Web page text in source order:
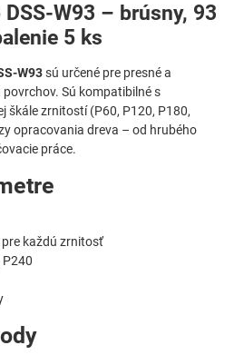
W93 – brúsny, 93
5 ks
W93sú určené pre presné a
Sú kompatibilné s
škále zrnitostí (P60, P120, P180,
opracovania dreva – od hrubého
práce.
pre každú zrnitosť
P240